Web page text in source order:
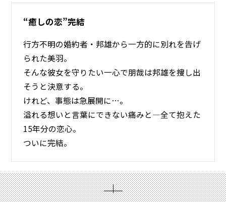
“癒しの恋”完結
行方不明の婚約者・邦雄から一方的に別れを告げ
られた美羽。
そんな彼女を守りたい一心で朋哉は邦雄を捜し出
そうと決意する。
けれど、事態は急展開に…。
溢れる想いと言葉にできない痛みと―全て抱えた
15年分の恋心。
ついに完結。